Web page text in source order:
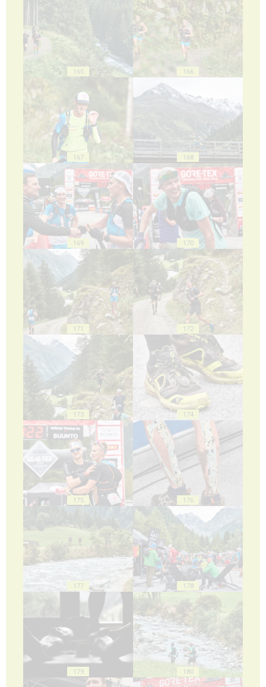
165 166
167 168
169 170
171 172
173 174
175 176
177 178
179 180